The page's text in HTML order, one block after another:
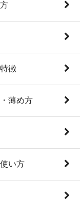
徴
薄め方
い方